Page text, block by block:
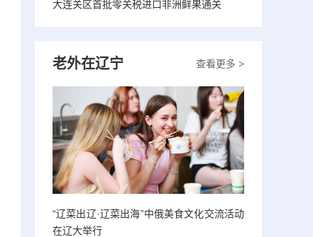
大连关区首批零关税进口非洲鲜果通关
查看更多 >
老外在辽宁
“辽菜出辽·辽菜出海”中俄美食文化交流活动
在辽大举行